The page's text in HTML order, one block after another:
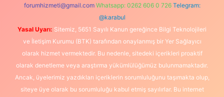
forumhizmeti@gmail.com Whatsapp: 0262 606 0 726 Telegram:
@karabul
Yasal Uyarı: Sitemiz, 5651 Sayılı Kanun gereğince Bilgi Teknolojileri
ve İletişim Kurumu (BTK) tarafından onaylanmış bir Yer Sağlayıcı
olarak hizmet vermektedir. Bu nedenle, sitedeki içerikleri proaktif
olarak denetleme veya araştırma yükümlülüğümüz bulunmamaktadır.
Ancak, üyelerimiz yazdıkları içeriklerin sorumluluğunu taşımakta olup,
siteye üye olarak bu sorumluluğu kabul etmiş sayılırlar. Bu internet